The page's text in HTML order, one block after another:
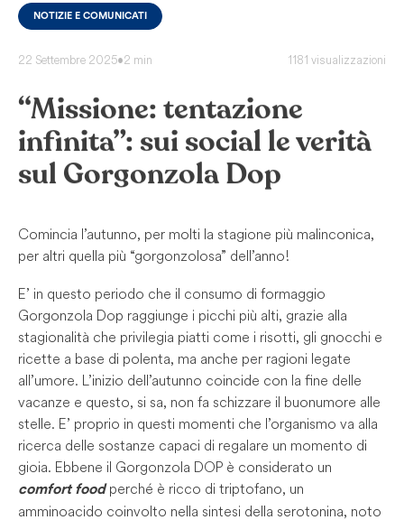
NOTIZIE E COMUNICATI
22 Settembre 2025•2 min 1181 visualizzazioni
“Missione: tentazione
infinita”: sui social le verità
sul Gorgonzola Dop
Comincia l’autunno, per molti la stagione più malinconica,
per altri quella più “gorgonzolosa” dell’anno!
E’ in questo periodo che il consumo di formaggio
Gorgonzola Dop raggiunge i picchi più alti, grazie alla
stagionalità che privilegia piatti come i risotti, gli gnocchi e
ricette a base di polenta, ma anche per ragioni legate
all’umore. L’inizio dell’autunno coincide con la fine delle
vacanze e questo, si sa, non fa schizzare il buonumore alle
stelle. E’ proprio in questi momenti che l’organismo va alla
ricerca delle sostanze capaci di regalare un momento di
gioia. Ebbene il Gorgonzola DOP è considerato un
comfort foodperché è ricco di triptofano, un
amminoacido coinvolto nella sintesi della serotonina, noto